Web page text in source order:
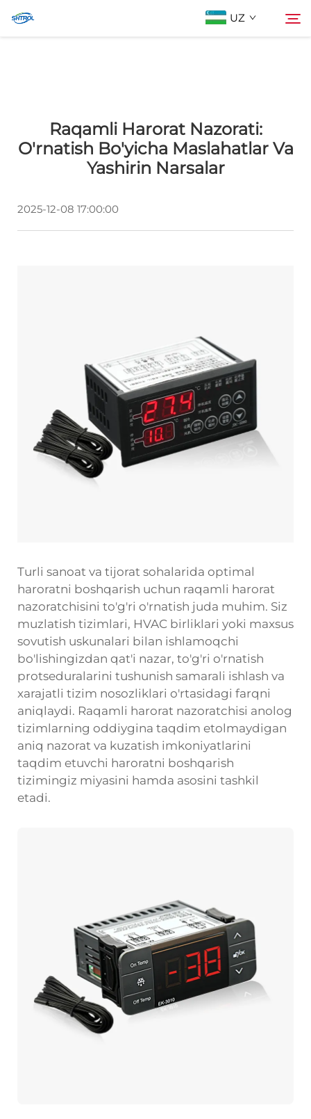
UZ
Mahsulotlar
Biz bilan bog'lanish
Raqamli Harorat Nazorati:
O'rnatish Bo'yicha Maslahatlar Va
Yashirin Narsalar
2025-12-08 17:00:00
Turli sanoat va tijorat sohalarida optimal
haroratni boshqarish uchun raqamli harorat
nazoratchisini to'g'ri o'rnatish juda muhim. Siz
muzlatish tizimlari, HVAC birliklari yoki maxsus
sovutish uskunalari bilan ishlamoqchi
bo'lishingizdan qat'i nazar, to'g'ri o'rnatish
protseduralarini tushunish samarali ishlash va
xarajatli tizim nosozliklari o'rtasidagi farqni
aniqlaydi. Raqamli harorat nazoratchisi anolog
tizimlarning oddiygina taqdim etolmaydigan
aniq nazorat va kuzatish imkoniyatlarini
taqdim etuvchi haroratni boshqarish
tizimingiz miyasini hamda asosini tashkil
etadi.